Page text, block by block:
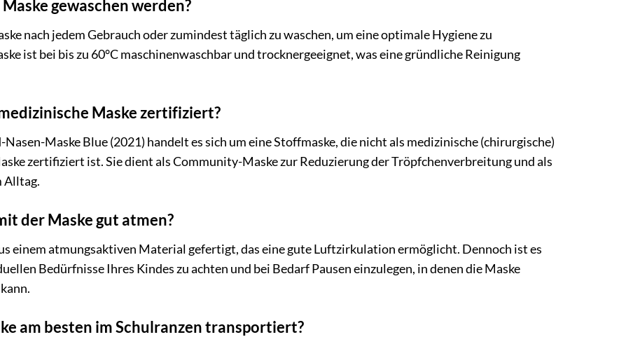
gewaschen werden?
nach jedem Gebrauch oder zumindest täglich zu waschen, um eine optimale Hygiene zu
ist bei bis zu 60°C maschinenwaschbar und trocknergeeignet, was eine gründliche Reinigung
Maske zertifiziert?
Maske Blue (2021) handelt es sich um eine Stoffmaske, die nicht als medizinische (chirurgische)
zertifiziert ist. Sie dient als Community-Maske zur Reduzierung der Tröpfchenverbreitung und als
Alltag.
der Maske gut atmen?
einem atmungsaktiven Material gefertigt, das eine gute Luftzirkulation ermöglicht. Dennoch ist es
Bedürfnisse Ihres Kindes zu achten und bei Bedarf Pausen einzulegen, in denen die Maske
am besten im Schulranzen transportiert?